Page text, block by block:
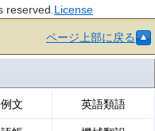
reserved. License
ページ上部に戻る
文 英語類語